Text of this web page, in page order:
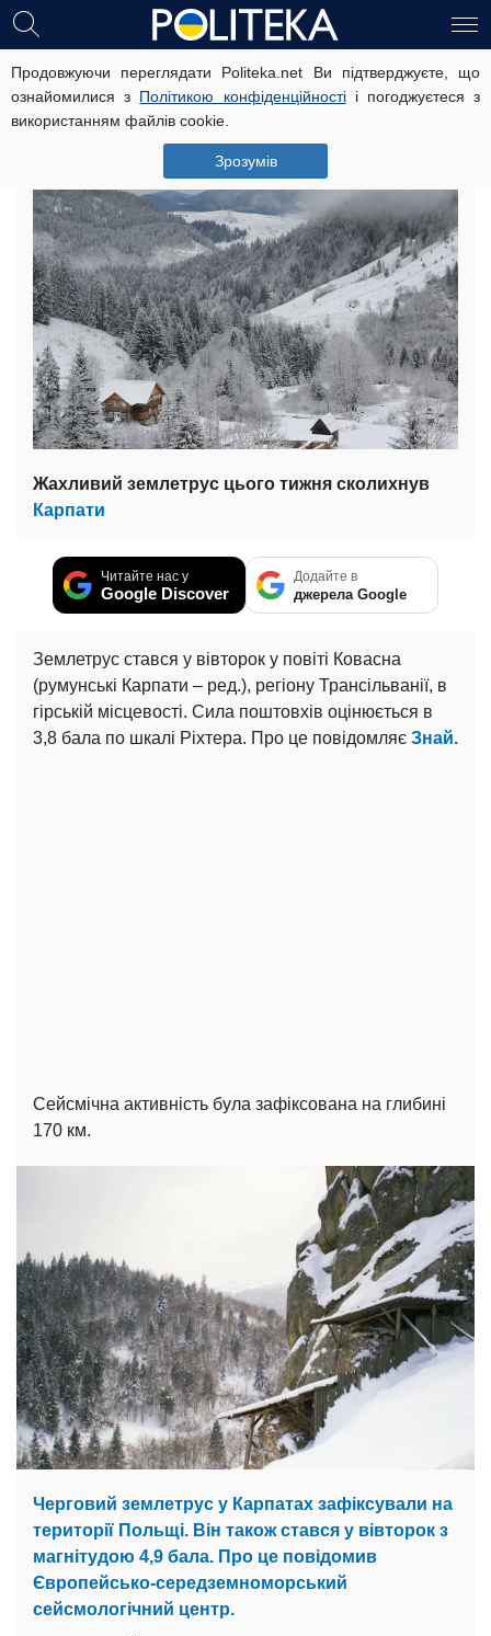
Продовжуючи переглядати Politeka.net Ви підтверджуєте, що
ознайомилися з Політикою конфіденційностіі погоджуєтеся з
використанням файлів cookie.
Зрозумів
Землетрус схолихнув Карпати:
стихія атакувала кілька країн
Жахливий землетрус цього тижня сколихнув
Карпати
Читайте нас у
Google Discover
Додайте в
джерела Google
Землетрус стався у вівторок у повіті Ковасна
(румунські Карпати – ред.), регіону Трансільванії, в
гірській місцевості. Сила поштовхів оцінюється в
3,8 бала по шкалі Ріхтера. Про це повідомляє Знай.
Сейсмічна активність була зафіксована на глибині
170 км.
Черговий землетрус у Карпатах зафіксували на
території Польщі. Він також стався у вівторок з
магнітудою 4,9 бала. Про це повідомив
Європейсько-середземноморський
сейсмологічний центр.